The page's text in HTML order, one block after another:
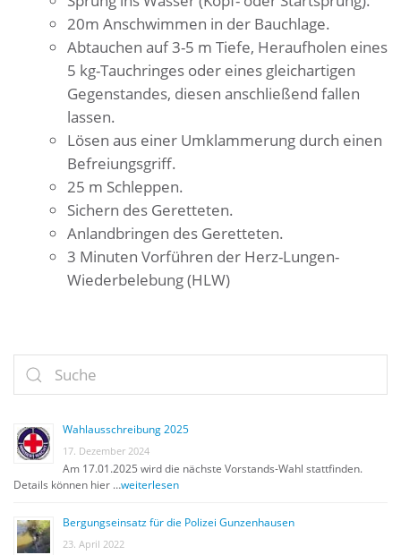
20m Anschwimmen in der Bauchlage.
Abtauchen auf 3-5 m Tiefe, Heraufholen eines
5 kg-Tauchringes oder eines gleichartigen
Gegenstandes, diesen anschließend fallen
lassen.
Lösen aus einer Umklammerung durch einen
Befreiungsgriff.
25 m Schleppen.
Sichern des Geretteten.
Anlandbringen des Geretteten.
3 Minuten Vorführen der Herz-Lungen-
Wiederbelebung (HLW)
Wahlausschreibung 2025
17. Dezember 2024
Am 17.01.2025 wird die nächste Vorstands-Wahl stattfinden.
Details können hier …weiterlesen
Bergungseinsatz für die Polizei Gunzenhausen
23. April 2022